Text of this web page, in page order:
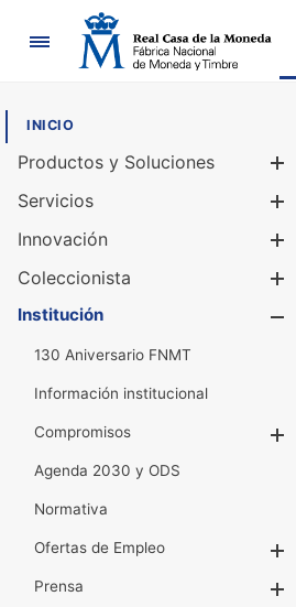
Navegación
INICIO
Productos y Soluciones
Servicios
Innovación
Coleccionista
Institución
130 Aniversario FNMT
Información institucional
Compromisos
Agenda 2030 y ODS
Normativa
Ofertas de Empleo
Prensa